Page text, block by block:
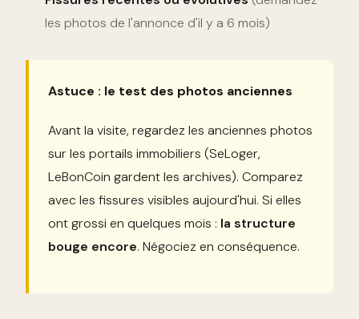
les photos de l'annonce d'il y a 6 mois)
Astuce : le test des photos anciennes
Avant la visite, regardez les anciennes photos
sur les portails immobiliers (SeLoger,
LeBonCoin gardent les archives). Comparez
avec les fissures visibles aujourd'hui. Si elles
ont grossi en quelques mois : la structure
bouge encore. Négociez en conséquence.